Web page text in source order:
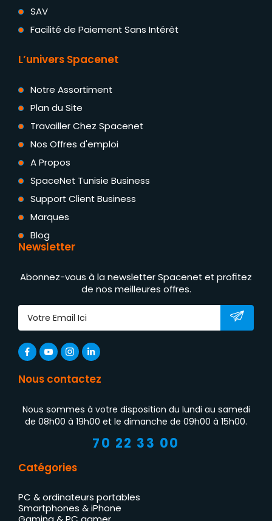
SAV
Facilité de Paiement Sans Intérêt
L’univers Spacenet
Notre Assortiment
Plan du Site
Travailler Chez Spacenet
Nos Offres d'emploi
A Propos
SpaceNet Tunisie Business
Support Client Business
Marques
Blog
Newsletter
Abonnez-vous à la newsletter Spacenet et profitez
de nos meilleures offres.
Nous contactez
Nous sommes à votre disposition du lundi au samedi
de 08h00 à 19h00 et le dimanche de 09h00 à 15h00.
70 22 33 00
Catégories
PC & ordinateurs portables
Smartphones & iPhone